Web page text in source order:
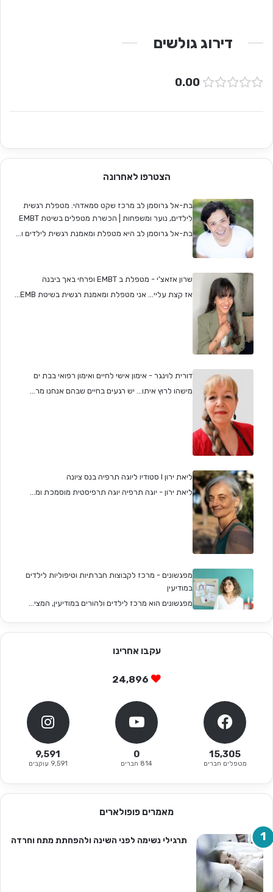
דירוג גולשים
0.00
הצטרפו לאחרונה
בת-אל גרוסמן לב מרכז שקט סמאדהי. מטפלת רגשית
לילדים, נוער ומשפחות | הכשרת מטפלים בשיטת EMBT
בת-אל גרוסמן לב היא מטפלת ומאמנת רגשית לילדים ו...
שרון אזאצ'י - מטפלת ב EMBT ופרחי באך ביבנה
אז קצת עליי... אני מטפלת ומאמנת רגשית בשיטת EMB...
דורית לוינגר - אימון אישי לחיים ואימון רפואי בבת ים
מישהו לרוץ איתו... יש רגעים בחיים שבהם אנחנו מר...
ליאת ירון I סטודיו ליוגה תרפיה בנס ציונה
ליאת ירון - יוגה תרפיה יוגה תרפיסטית מוסמכת ומ...
מפגשונים - מרכז לקבוצות חברתיות וטיפוליות לילדים
במודיעין
מפגשונים הוא מרכז לילדים ולהורים במודיעין, המצי...
עקבו אחרינו
24,896
15,305
מטפלים חברים
0
814 חברים
9,591
9,591 עוקבים
מאמרים פופולארים
תרגילי נשימה לפני השינה ולהפחתת מתח וחרדה